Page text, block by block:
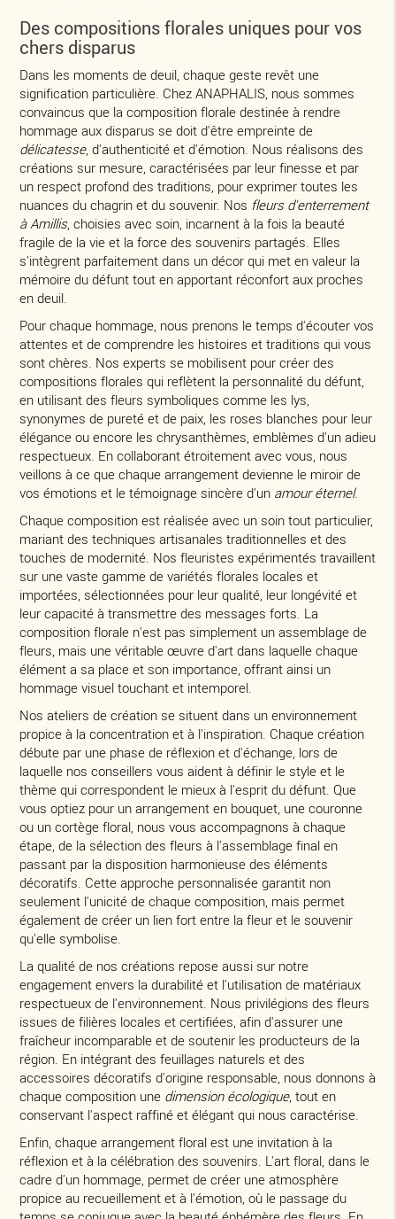
Des compositions florales uniques pour vos
chers disparus
Dans les moments de deuil, chaque geste revêt une
signification particulière. Chez ANAPHALIS, nous sommes
convaincus que la composition florale destinée à rendre
hommage aux disparus se doit d'être empreinte de
délicatesse, d'authenticité et d'émotion. Nous réalisons des
créations sur mesure, caractérisées par leur finesse et par
un respect profond des traditions, pour exprimer toutes les
nuances du chagrin et du souvenir. Nos fleurs d'enterrement
à Amillis, choisies avec soin, incarnent à la fois la beauté
fragile de la vie et la force des souvenirs partagés. Elles
s'intègrent parfaitement dans un décor qui met en valeur la
mémoire du défunt tout en apportant réconfort aux proches
en deuil.
Pour chaque hommage, nous prenons le temps d'écouter vos
attentes et de comprendre les histoires et traditions qui vous
sont chères. Nos experts se mobilisent pour créer des
compositions florales qui reflètent la personnalité du défunt,
en utilisant des fleurs symboliques comme les lys,
synonymes de pureté et de paix, les roses blanches pour leur
élégance ou encore les chrysanthèmes, emblèmes d'un adieu
respectueux. En collaborant étroitement avec vous, nous
veillons à ce que chaque arrangement devienne le miroir de
vos émotions et le témoignage sincère d'un amour éternel.
Chaque composition est réalisée avec un soin tout particulier,
mariant des techniques artisanales traditionnelles et des
touches de modernité. Nos fleuristes expérimentés travaillent
sur une vaste gamme de variétés florales locales et
importées, sélectionnées pour leur qualité, leur longévité et
leur capacité à transmettre des messages forts. La
composition florale n'est pas simplement un assemblage de
fleurs, mais une véritable œuvre d'art dans laquelle chaque
élément a sa place et son importance, offrant ainsi un
hommage visuel touchant et intemporel.
Nos ateliers de création se situent dans un environnement
propice à la concentration et à l'inspiration. Chaque création
débute par une phase de réflexion et d'échange, lors de
laquelle nos conseillers vous aident à définir le style et le
thème qui correspondent le mieux à l'esprit du défunt. Que
vous optiez pour un arrangement en bouquet, une couronne
ou un cortège floral, nous vous accompagnons à chaque
étape, de la sélection des fleurs à l'assemblage final en
passant par la disposition harmonieuse des éléments
décoratifs. Cette approche personnalisée garantit non
seulement l'unicité de chaque composition, mais permet
également de créer un lien fort entre la fleur et le souvenir
qu'elle symbolise.
La qualité de nos créations repose aussi sur notre
engagement envers la durabilité et l'utilisation de matériaux
respectueux de l'environnement. Nous privilégions des fleurs
issues de filières locales et certifiées, afin d'assurer une
fraîcheur incomparable et de soutenir les producteurs de la
région. En intégrant des feuillages naturels et des
accessoires décoratifs d'origine responsable, nous donnons à
chaque composition une dimension écologique, tout en
conservant l'aspect raffiné et élégant qui nous caractérise.
Enfin, chaque arrangement floral est une invitation à la
réflexion et à la célébration des souvenirs. L'art floral, dans le
cadre d'un hommage, permet de créer une atmosphère
propice au recueillement et à l'émotion, où le passage du